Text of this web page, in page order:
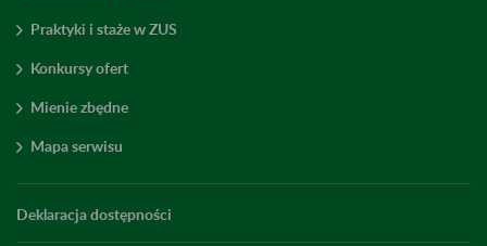
Praktyki i staże w ZUS
Konkursy ofert
Mienie zbędne
Mapa serwisu
Deklaracja dostępności